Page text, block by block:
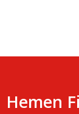
Hemen